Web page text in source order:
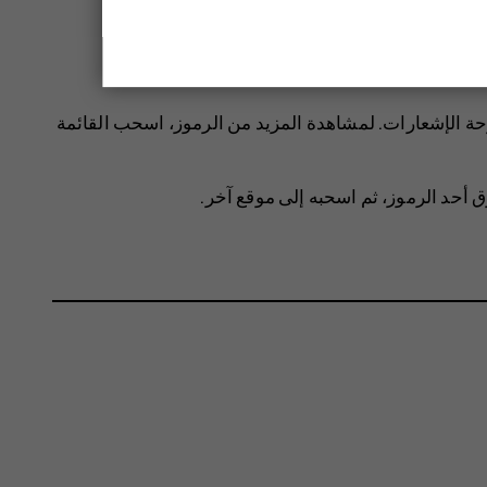
الإشعارات. لمشاهدة المزيد من الرموز، اسحب القائمة
أحد الرموز، ثم اسحبه إلى موقع آخر.